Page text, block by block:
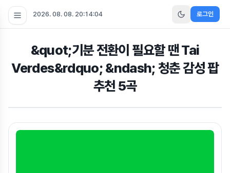
2026. 08. 08. 20:14:05 로그인
&quot;기분 전환이 필요할 땐 Tai
Verdes&rdquo; &ndash; 청춘 감성 팝
추천 5곡